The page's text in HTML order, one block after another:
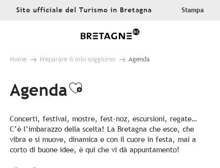
AllerSito ufficiale del Turismo in Bretagna Stampa
Home Preparare il mio soggiorno Agenda
AgendaAjouter aux favoris
Concerti, festival, mostre, fest-noz, escursioni, regate…
C’è l’imbarazzo della scelta! La Bretagna che esce, che
vibra e si muove, dinamica e con il cuore in festa, mai a
corto di buone idee, è qui che vi dà appuntamento!